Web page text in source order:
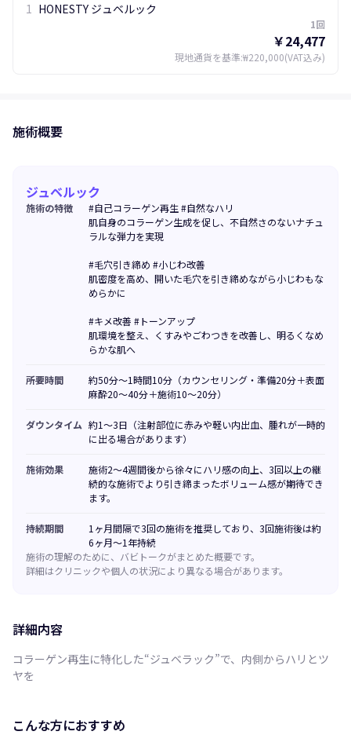
1 HONESTY ジュベルック
1回
￥24,477
現地通貨を基準:₩220,000(VAT込み)
施術概要
ジュベルック
施術の特徴
#自己コラーゲン再生 #自然なハリ
肌自身のコラーゲン生成を促し、不自然さのないナチュ
ラルな弾力を実現
#毛穴引き締め #小じわ改善
肌密度を高め、開いた毛穴を引き締めながら小じわもな
めらかに
#キメ改善 #トーンアップ
肌環境を整え、くすみやごわつきを改善し、明るくなめ
らかな肌へ
所要時間
約50分〜1時間10分（カウンセリング・準備20分＋表面
麻酔20〜40分＋施術10〜20分）
ダウンタイム 約1〜3日（注射部位に赤みや軽い内出血、腫れが一時的
に出る場合があります）
施術効果
施術2〜4週間後から徐々にハリ感の向上、3回以上の継
続的な施術でより引き締まったボリューム感が期待でき
ます。
持続期間
1ヶ月間隔で3回の施術を推奨しており、3回施術後は約
6ヶ月〜1年持続
施術の理解のために、バビトークがまとめた概要です。
詳細はクリニックや個人の状況により異なる場合があります。
詳細内容
コラーゲン再生に特化した“ジュベラック”で、内側からハリとツ
ヤを
こんな方におすすめ